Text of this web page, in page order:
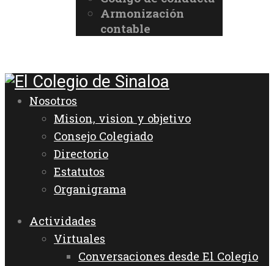
Armonización
contable
Nosotros
Mision, vision y objetivo
Consejo Colegiado
Directorio
Estatutos
Organigrama
Actividades
Virtuales
Conversaciones desde El Colegio